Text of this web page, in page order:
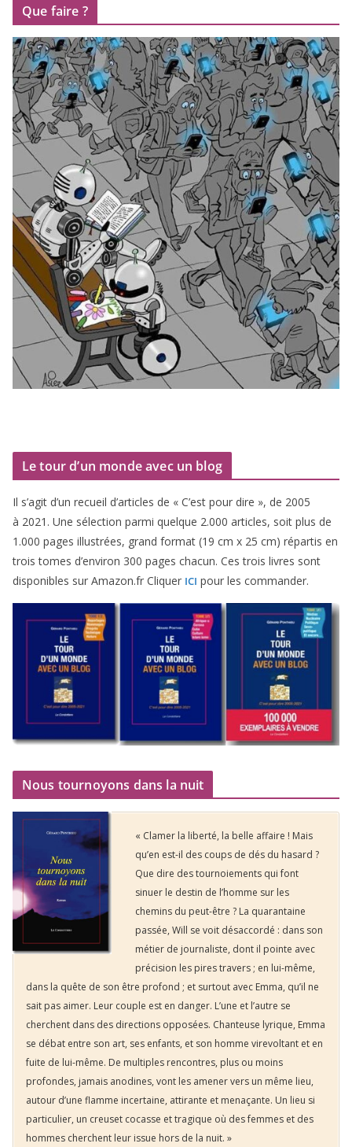
Que faire ?
Le tour d’un monde avec un blog
Il s’agit d’un recueil d’ar­ticles de « C’est pour dire », de 2005
à 2021 . Une sélec­tion par­mi quelque 2.000 articles, soit plus de
1 .000 pages illus­trées, grand for­mat (19 cm x 25 cm) répar­tis en
trois tomes d’environ 300 pages cha­cun. Ces trois livres sont
dis­po­nibles sur Amazon​.fr Cliquer ICI pour les commander.
Nous tournoyons dans la nuit
« Clamer la liberté, la belle affaire ! Mais
qu’en est-il des coups de dés du hasard ?
Que dire des tournoiements qui font
sinuer le destin de l’homme sur les
chemins du peut-être ? La quarantaine
passée, Will se voit désaccordé : dans son
métier de journaliste, dont il pointe avec
précision les pires travers ; en lui-même,
dans la quête de son être profond ; et surtout avec Emma, qu’il ne
sait pas aimer. Leur couple est en danger. L’une et l’autre se
cherchent dans des directions opposées. Chanteuse lyrique, Emma
se débat entre son art, ses enfants, et son homme virevoltant et en
fuite de lui-même. De multiples rencontres, plus ou moins
profondes, jamais anodines, vont les amener vers un même lieu,
autour d’une flamme incertaine, attirante et menaçante. Un lieu si
particulier, un creuset cocasse et tragique où des femmes et des
hommes cherchent leur issue hors de la nuit. »